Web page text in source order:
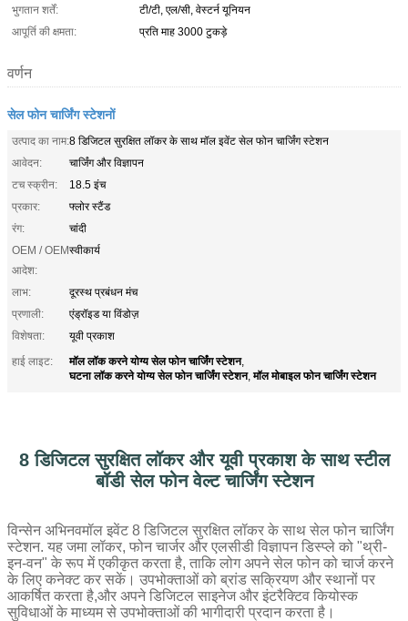
भुगतान शर्तें:
टी/टी, एल/सी, वेस्टर्न यूनियन
आपूर्ति की क्षमता:
प्रति माह 3000 टुकड़े
वर्णन
सेल फोन चार्जिंग स्टेशनों
उत्पाद का नाम:8 डिजिटल सुरक्षित लॉकर के साथ मॉल इवेंट सेल फोन चार्जिंग स्टेशन
आवेदन:
चार्जिंग और विज्ञापन
टच स्क्रीन:
18.5 इंच
प्रकार:
फ्लोर स्टैंड
रंग:
चांदी
OEM / OEM
आदेश:
स्वीकार्य
लाभ:
दूरस्थ प्रबंधन मंच
प्रणाली:
एंड्रॉइड या विंडोज़
विशेषता:
यूवी प्रकाश
हाई लाइट:
मॉल लॉक करने योग्य सेल फोन चार्जिंग स्टेशन,
घटना लॉक करने योग्य सेल फोन चार्जिंग स्टेशन,मॉल मोबाइल फोन चार्जिंग स्टेशन
8 डिजिटल सुरक्षित लॉकर और यूवी प्रकाश के साथ स्टील
बॉडी सेल फोन वेल्ट चार्जिंग स्टेशन
विन्सेन अभिनवमॉल इवेंट 8 डिजिटल सुरक्षित लॉकर के साथ सेल फोन चार्जिंग
स्टेशन. यह जमा लॉकर, फोन चार्जर और एलसीडी विज्ञापन डिस्प्ले को "थ्री-
इन-वन" के रूप में एकीकृत करता है, ताकि लोग अपने सेल फोन को चार्ज करने
के लिए कनेक्ट कर सकें। उपभोक्ताओं को ब्रांड सक्रियण और स्थानों पर
आकर्षित करता है,और अपने डिजिटल साइनेज और इंटरैक्टिव कियोस्क
सुविधाओं के माध्यम से उपभोक्ताओं की भागीदारी प्रदान करता है।